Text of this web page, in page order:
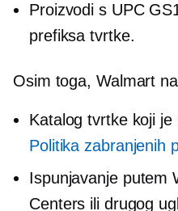
Proizvodi s UPC
prefiksa tvrtke.
Osim toga, Walmart
Katalog tvrtke koji
Politika zabranjenih
Ispunjavanje putem
Centers ili drugog